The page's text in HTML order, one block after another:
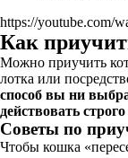
https://youtube.com/
Как
Можно приучить
лотка или
способ вы ни
действовать
Советы по
Чтобы кошка